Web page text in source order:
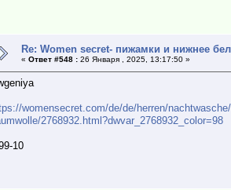
Re: Women secret- пижамки и нижнее
« Ответ #548 :26 Января , 2025, 13:17:50 »
womensecret.com/de/de/herren/
2768932.html?dwvar_2768932_color=98
10